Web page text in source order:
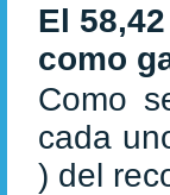
El 58,42
como
Como
cada
) del